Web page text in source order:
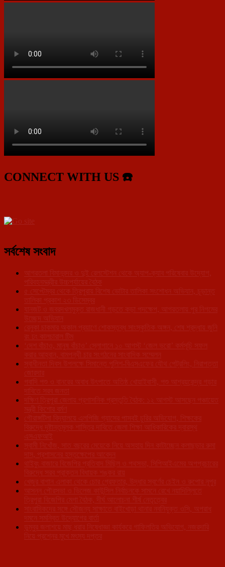
CONNECT WITH US ☎️
সর্বশেষ সংবাদ
আগরতলা বিমানবন্দর ও দুই রেলস্টেশন থেকে অ্যাপ-ক্যাব পরিষেবার উদ্যোগ,
পরিবহনমন্ত্রীর উচ্চপর্যায়ের বৈঠক
৫ সেপ্টেম্বর থেকে ত্রিপুরায় বিশেষ ভোটার তালিকা সংশোধন অভিযান, চূড়ান্ত
তালিকা প্রকাশ ২৩ ডিসেম্বর
যানজট ও জবরদখলমুক্ত রাজধানী গড়তে কড়া পদক্ষেপ, আগরতলায় পুর নিগমের
উচ্ছেদ অভিযান
রেনুকা চাকমার অকাল প্রয়াণে শোকস্তব্ধ সাংস্কৃতিক অঙ্গন, শেষ শ্রদ্ধায় জুনি
রং ঢং কালচারাল টিম
‘দেশ বাঁচাও, মানুষ বাঁচাও’ স্লোগানে ১০ আগস্ট ‘জেল ভরো’ কর্মসূচি সফল
করার আহ্বান, বামপন্থী চার সংগঠনের সাংবাদিক সম্মেলন
স্বাধীনতা দিবস উপলক্ষে সিমান্তে পুলিশ-বিএসএফের যৌথ পেট্রলিং, নিরাপত্তা
জোরদার
গবাদি পশু ও বানরের অবাধ উৎপাতে অতিষ্ঠ খোয়াইবাসী, পশু আশ্রয়কেন্দ্র গড়ার
দাবিতে সরব জনতা
দক্ষিণ ত্রিপুরা জেলায় প্রশাসনিক প্রস্তুতি বৈঠক: ১২ আগস্ট আসছেন পঞ্চায়েত
মন্ত্রী কিশোর বর্মণ
গৌরাঙ্গটিলা বিদ্যালয়ে এলপিজি গ্যাসের পাসবই চুরির অভিযোগ, শিক্ষকের
বিরুদ্ধে দৃষ্টান্তমূলক শাস্তির দাবিতে জেলা শিক্ষা আধিকারিকের দ্বারস্থ
এসএফআই
স্বামী নিখোঁজ, সাত বছরের মেয়েকে নিয়ে অসহায় দিন কাটাচ্ছেন কলাছড়ার রুমা
দাস, প্রশাসনের হস্তক্ষেপের আবেদন
থাইবুং বাজারে বিজেপির প্রতিবাদ মিছিল ও পথসভা, সিপিআইএমের অপপ্রচারের
বিরুদ্ধে সরব প্রাক্তন বিধায়ক শঙ্কর রায়
খেজুর বাগান এলাকা থেকে চোর গ্রেফতার, উদ্ধার স্বর্ণের চেইন ও রুপোর নূপুর
আসন্ন পৌরসভা ও ভিলেজ কাউন্সিল নির্বাচনকে সামনে রেখে নয়াদিল্লিতে
ত্রিপুরা বিজেপির মেগা বৈঠক, দীর্ঘ আলোচনা শীর্ষ নেতৃত্বের
সাংবাদিকদের সঙ্গে সৌজন্য সাক্ষাতে বাইখোড়া থানার নবনিযুক্ত ওসি, অপরাধ
দমনে সমন্বিত উদ্যোগের বার্তা
ডুম্বুর জলাশয়ে মাছ ধরার নিষেধাজ্ঞা কার্যকরে গাফিলতির অভিযোগ, নজরদারি
নিয়ে প্রশ্নের মুখে মৎস্য দপ্তর